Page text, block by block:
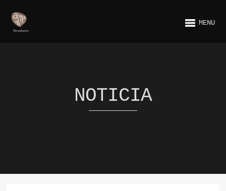
MENU
NOTICIA